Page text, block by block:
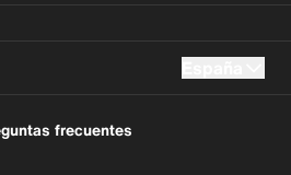
frecuentes